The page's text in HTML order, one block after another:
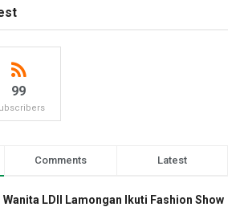
99
Comments Latest
Wanita LDII Lamongan Ikuti Fashion Show